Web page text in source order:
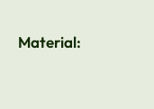
Material: